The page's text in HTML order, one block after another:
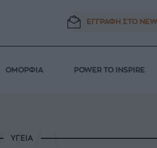
ΕΓΓΡΑΦΗ ΣΤΟ
ΟΜΟΡΦΙΑ POWER TO INSPIRE
ΥΓΕΙΑ